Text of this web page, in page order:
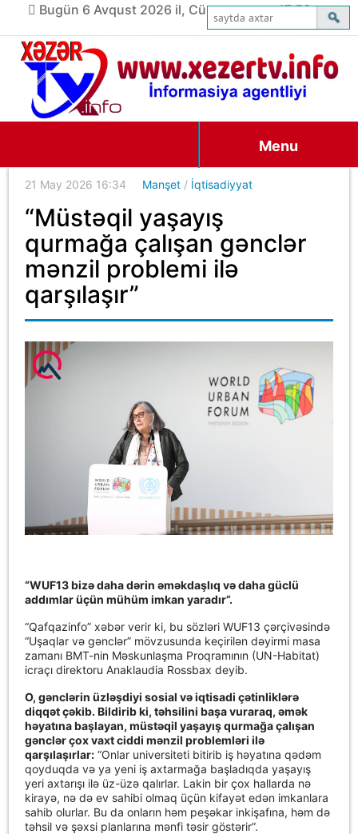
Bugün 6 Avqust 2026 il, Cümə axşamı, 17:53
Menu
21 May 2026 16:34 Manşet / İqtisadiyyat
“Müstəqil yaşayış
qurmağa çalışan gənclər
mənzil problemi ilə
qarşılaşır”
“WUF13 bizə daha dərin əməkdaşlıq və daha güclü
addımlar üçün mühüm imkan yaradır”.
“Qafqazinfo” xəbər verir ki, bu sözləri WUF13 çərçivəsində
“Uşaqlar və gənclər” mövzusunda keçirilən dəyirmi masa
zamanı BMT-nin Məskunlaşma Proqramının (UN-Habitat)
icraçı direktoru Anaklaudia Rossbax deyib.
O, gənclərin üzləşdiyi sosial və iqtisadi çətinliklərə
diqqət çəkib. Bildirib ki, təhsilini başa vuraraq, əmək
həyatına başlayan, müstəqil yaşayış qurmağa çalışan
gənclər çox vaxt ciddi mənzil problemləri ilə
qarşılaşırlar: “Onlar universiteti bitirib iş həyatına qədəm
qoyduqda və ya yeni iş axtarmağa başladıqda yaşayış
yeri axtarışı ilə üz-üzə qalırlar. Lakin bir çox hallarda nə
kirayə, nə də ev sahibi olmaq üçün kifayət edən imkanlara
sahib olurlar. Bu da onların həm peşəkar inkişafına, həm də
təhsil və şəxsi planlarına mənfi təsir göstərir”.